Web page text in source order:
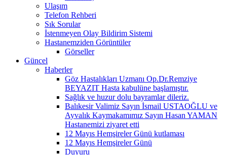
Ulaşım
Telefon Rehberi
Sık Sorular
İstenmeyen Olay Bildirim Sistemi
Hastanemziden Görüntüler
Görseller
Güncel
Haberler
Göz Hastalıkları Uzmanı Op.Dr.Remziye
BEYAZIT Hasta kabulüne başlamıştır.
Sağlık ve huzur dolu bayramlar dileriz.
Balıkesir Valimiz Sayın İsmail USTAOĞLU ve
Ayvalık Kaymakamımız Sayın Hasan YAMAN
Hastanemizi ziyaret etti
12 Mayıs Hemşireler Günü kutlaması
12 Mayıs Hemşireler Günü
Duyuru